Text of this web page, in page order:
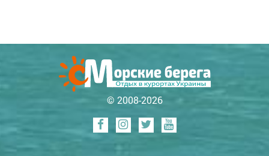
© 2008-2026